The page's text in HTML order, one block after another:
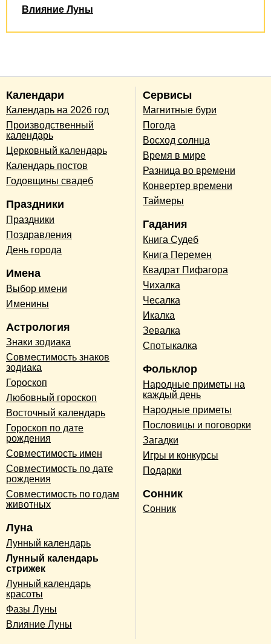
Влияние Луны
Календари
Календарь на 2026 год
Производственный
календарь
Церковный календарь
Календарь постов
Годовщины свадеб
Праздники
Праздники
Поздравления
День города
Имена
Выбор имени
Именины
Астрология
Знаки зодиака
Совместимость знаков
зодиака
Гороскоп
Любовный гороскоп
Восточный календарь
Гороскоп по дате
рождения
Совместимость имен
Совместимость по дате
рождения
Совместимость по годам
животных
Луна
Лунный календарь
Лунный календарь
стрижек
Лунный календарь
красоты
Фазы Луны
Влияние Луны
Сервисы
Магнитные бури
Погода
Восход солнца
Время в мире
Разница во времени
Конвертер времени
Таймеры
Гадания
Книга Судеб
Книга Перемен
Квадрат Пифагора
Чихалка
Чесалка
Икалка
Зевалка
Спотыкалка
Фольклор
Народные приметы на
каждый день
Народные приметы
Пословицы и поговорки
Загадки
Игры и конкурсы
Подарки
Сонник
Сонник